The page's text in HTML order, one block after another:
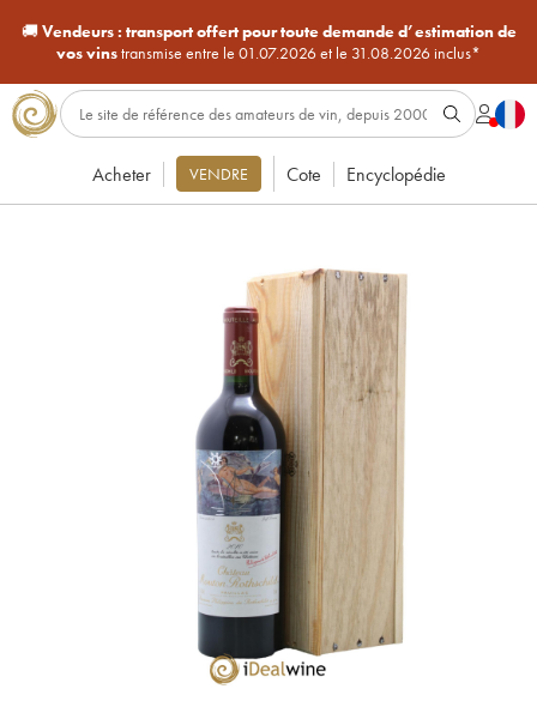
🚚Vendeurs : transport offert pour toute demande d’estimation de
vos vinstransmise entre le 01.07.2026 et le 31.08.2026 inclus*
Acheter VENDRE Cote Encyclopédie